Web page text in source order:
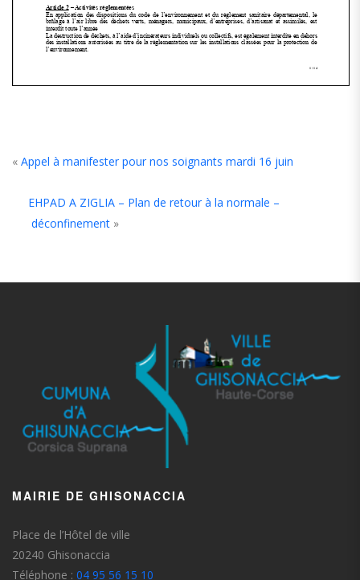
« Appel à manifester pour nos soignants mardi 16 juin
EHPAD A ZIGLIA – Plan de retour à la normale –
déconfinement »
MAIRIE DE GHISONACCIA
Place de l’Hôtel de ville
20240 Ghisonaccia
Téléphone : 04 95 56 15 10